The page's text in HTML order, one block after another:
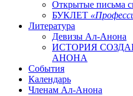
Открытые письма
БУКЛЕТ
Литература
Девизы Ал-Анона
ИСТОРИЯ
АНОНА
События
Календарь
Членам Ал-Анона